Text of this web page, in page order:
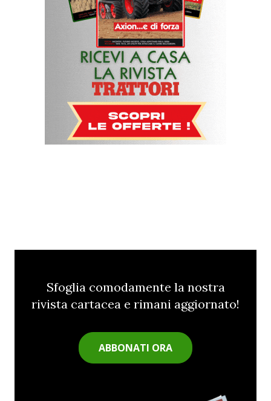
Sfoglia comodamente la nostra
rivista cartacea e rimani aggiornato!
ABBONATI ORA